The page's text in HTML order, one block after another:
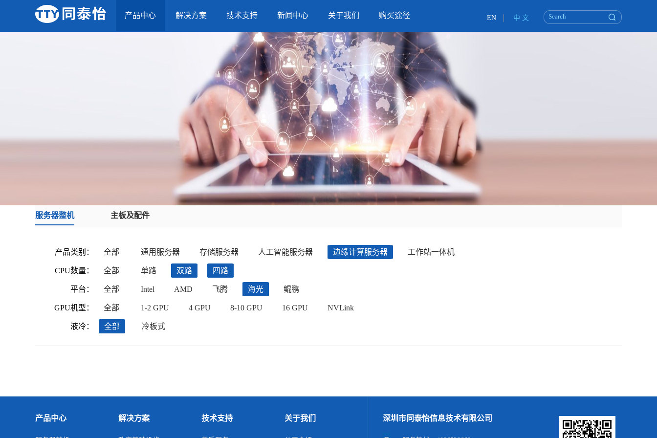
EN 中 文
产品中心 解决方案 技术支持 新闻中心 关于我们 购买途径
服务器整机 主板及配件
产品类别：
CPU数量：
平台：
GPU机型：
液冷：
全部 通用服务器 存储服务器 人工智能服务器 边缘计算服务器 工作站一体机
全部 单路 双路 四路
全部 Intel AMD 飞腾 海光 鲲鹏
全部 1-2 GPU 4 GPU 8-10 GPU 16 GPU NVLink
全部 冷板式
产品中心 解决方案 技术支持 关于我们 深圳市同泰怡信息技术有限公司